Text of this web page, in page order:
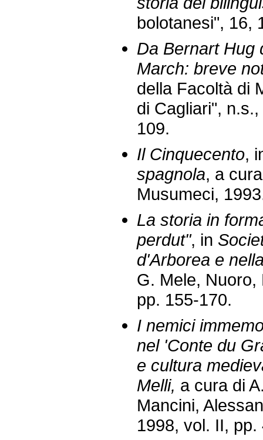
bolotanesi", 16,
Da Bernart Hug
March: breve
della Facoltà di
di Cagliari",
109.
Il Cinquecento,
spagnola, a
Musumeci,
La storia in
perdut", in
d'Arborea e
G. Mele, Nuoro,
pp. 155-170.
I nemici
nel 'Conte du
e cultura
Melli, a cura di
Mancini,
1998, vol. II, pp.